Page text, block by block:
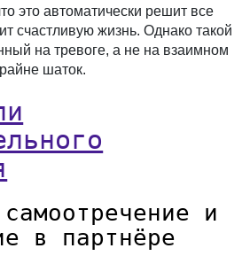
это автоматически решит все
счастливую жизнь. Однако такой
на тревоге, а не на взаимном
шаток.
и
в партнёре